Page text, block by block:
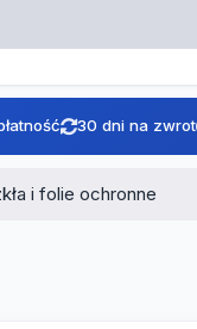
30 dni na zwrot
i folie ochronne